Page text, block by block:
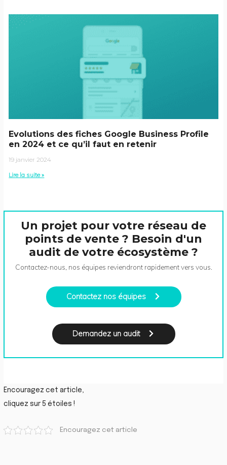
Encouragez cet article,
cliquez sur 5 étoiles !
Encouragez cet article
Evolutions des fiches Google Business Profile
en 2024 et ce qu’il faut en retenir
19 janvier 2024
Lire la suite »
Un projet pour votre réseau de
points de vente ? Besoin d'un
audit de votre écosystème ?
Contactez-nous, nos équipes reviendront rapidement vers vous.
Contactez nos équipes
Demandez un audit